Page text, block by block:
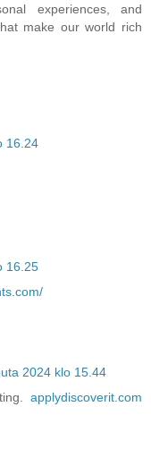
experiences, and
make our world rich
16.24
16.25
2024 klo 15.44
applydiscoverit.com